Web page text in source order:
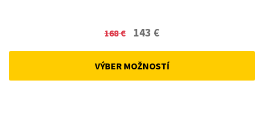
168€
Original
was:
143 €Current
VÝBER MOŽNOSTÍ